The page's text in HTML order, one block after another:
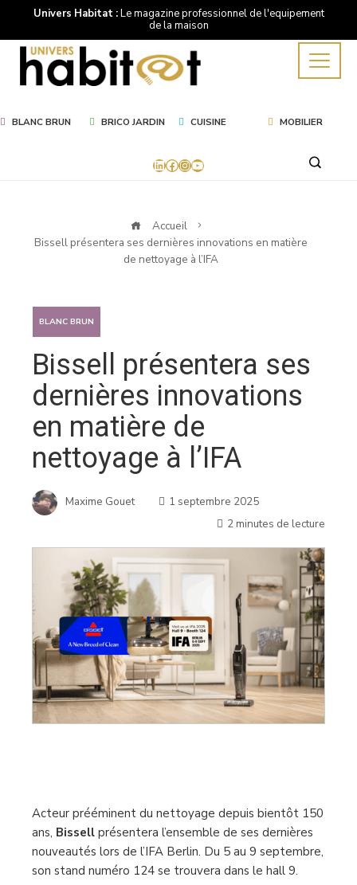
Univers Habitat :Le magazine professionnel de l'equipement
de la maison
BLANC BRUN BRICO JARDIN CUISINE MOBILIER
LinkedIn
Facebook
Instagram
YouTube
Accueil
Bissell présentera ses dernières innovations en matière
de nettoyage à l’IFA
BLANC BRUN
Bissell présentera ses
dernières innovations
en matière de
nettoyage à l’IFA
Maxime Gouet
1 septembre 2025
2 minutes de lecture
Acteur prééminent du nettoyage depuis bientôt 150
ans, Bissell présentera l’ensemble de ses dernières
nouveautés lors de l’IFA Berlin. Du 5 au 9 septembre,
son stand numéro 124 se trouvera dans le hall 9.